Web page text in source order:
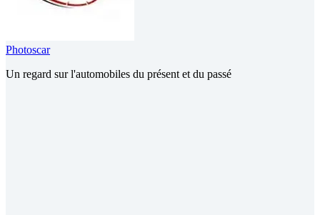
Photoscar
Un regard sur l'automobiles du présent et du passé